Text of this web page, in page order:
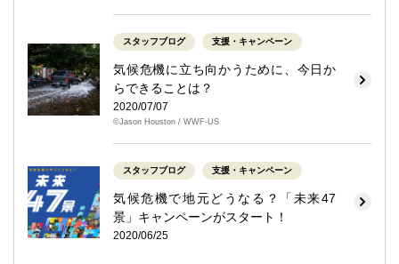
スタッフブログ 支援・キャンペーン
気候危機に立ち向かうために、今日か
らできることは？
2020/07/07
©Jason Houston / WWF-US
スタッフブログ 支援・キャンペーン
気候危機で地元どうなる？「未来47
景」キャンペーンがスタート！
2020/06/25